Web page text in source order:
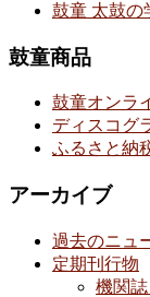
鼓童 太鼓の
鼓童商品
鼓童オンラ
ディスコグ
ふるさと納
アーカイブ
過去のニュ
定期刊行物
機関誌